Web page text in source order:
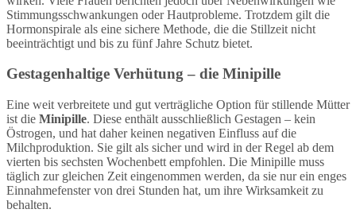
Stimmungsschwankungen oder Hautprobleme. Trotzdem gilt die
Hormonspirale als eine sichere Methode, die die Stillzeit nicht
beeinträchtigt und bis zu fünf Jahre Schutz bietet.
Gestagenhaltige Verhütung – die Minipille
Eine weit verbreitete und gut verträgliche Option für stillende Mütter
ist die Minipille. Diese enthält ausschließlich Gestagen – kein
Östrogen, und hat daher keinen negativen Einfluss auf die
Milchproduktion. Sie gilt als sicher und wird in der Regel ab dem
vierten bis sechsten Wochenbett empfohlen. Die Minipille muss
täglich zur gleichen Zeit eingenommen werden, da sie nur ein enges
Einnahmefenster von drei Stunden hat, um ihre Wirksamkeit zu
behalten.